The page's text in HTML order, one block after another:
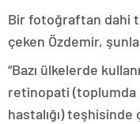
Bir fotoğraftan dahi
çeken Özdemir,
“Bazı ülkelerde
retinopati (toplumda
hastalığı)